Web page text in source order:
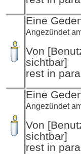
Eine
Angezündet
Von
sichtbar]
rest in
Eine
Angezündet
Von
sichtbar]
rest in